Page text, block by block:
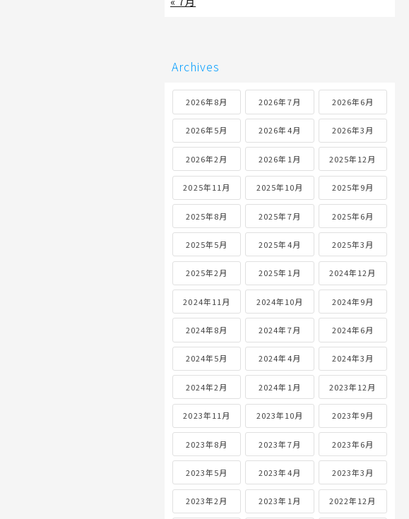
Archives
2026年8月 2026年7月 2026年6月
2026年5月 2026年4月 2026年3月
2026年2月 2026年1月 2025年12月
2025年11月 2025年10月 2025年9月
2025年8月 2025年7月 2025年6月
2025年5月 2025年4月 2025年3月
2025年2月 2025年1月 2024年12月
2024年11月 2024年10月 2024年9月
2024年8月 2024年7月 2024年6月
2024年5月 2024年4月 2024年3月
2024年2月 2024年1月 2023年12月
2023年11月 2023年10月 2023年9月
2023年8月 2023年7月 2023年6月
2023年5月 2023年4月 2023年3月
2023年2月 2023年1月 2022年12月